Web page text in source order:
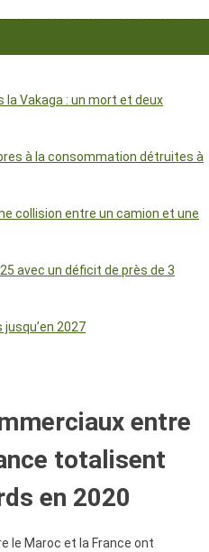
la Vakaga : un mort et deux
à la consommation détruites à
collision entre un camion et une
avec un déficit de près de 3
jusqu’en 2027
entre
totalisent
en 2020
le Maroc et la France ont